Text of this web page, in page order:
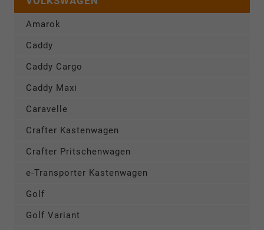
Amarok
Caddy
Caddy Cargo
Caddy Maxi
Caravelle
Crafter Kastenwagen
Crafter Pritschenwagen
e-Transporter Kastenwagen
Golf
Golf Variant